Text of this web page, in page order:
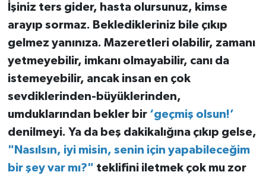
İşiniz ters gider, hasta olursunuz, kimse
arayıp sormaz. Bekledikleriniz bile çıkıp
gelmez yanınıza. Mazeretleri olabilir, zamanı
yetmeyebilir, imkanı olmayabilir, canı da
istemeyebilir, ancak insan en çok
sevdiklerinden-büyüklerinden,
umduklarından bekler bir ‘geçmiş olsun!’
denilmeyi. Ya da beş dakikalığına çıkıp gelse,
"Nasılsın, iyi misin, senin için yapabileceğim
bir şey var mı?" teklifini iletmek çok mu zor